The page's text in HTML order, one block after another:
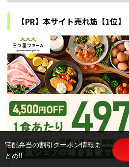
【PR】本サイト売れ筋【1位】
宅配弁当の割引クーポン情報ま
とめ!!